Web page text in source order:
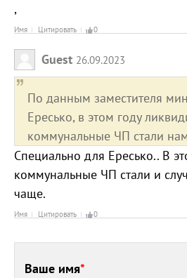
,
Имя Цитировать 0
Guest 26.09.2023
По данным заместителя
Ересько, в этом году
коммунальные ЧП стали
Специально для Ересько.. В
коммунальные ЧП стали и
чаще.
Имя Цитировать 0
Ваше имя*